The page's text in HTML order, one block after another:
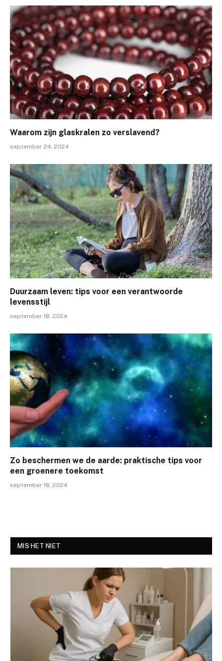
Waarom zijn glaskralen zo verslavend?
september 24, 2024
Duurzaam leven: tips voor een verantwoorde
levensstijl
september 18, 2024
Zo beschermen we de aarde: praktische tips voor
een groenere toekomst
september 18, 2024
MIS HET NIET